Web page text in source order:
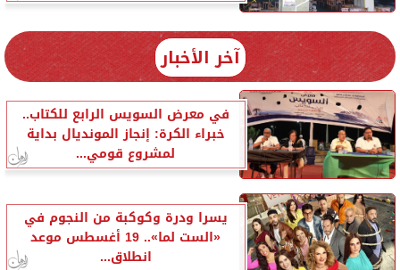
آخر الأخبار
في معرض السويس الرابع للكتاب..
خبراء الكرة: إنجاز المونديال بداية
لمشروع قومي...
يسرا ودرة وكوكبة من النجوم في
«الست لما».. 19 أغسطس موعد
انطلاق...